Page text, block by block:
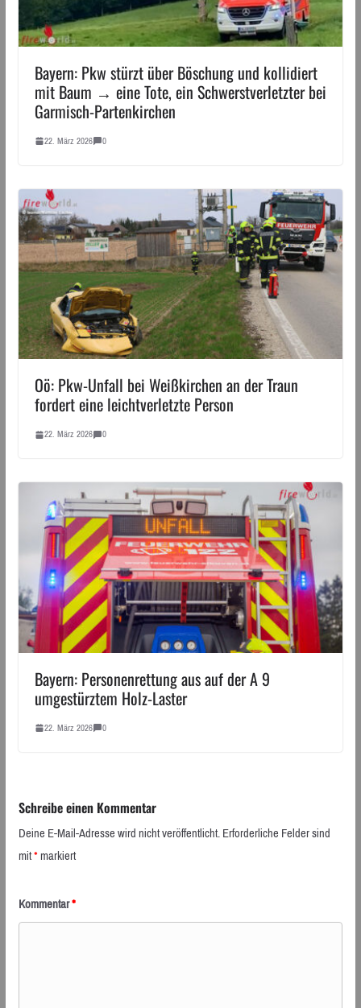
Bayern: Pkw stürzt über Böschung und kollidiert
mit Baum → eine Tote, ein Schwerstverletzter bei
Garmisch-Partenkirchen
22. März 2026 0
Oö: Pkw-Unfall bei Weißkirchen an der Traun
fordert eine leichtverletzte Person
22. März 2026 0
Bayern: Personenrettung aus auf der A 9
umgestürztem Holz-Laster
22. März 2026 0
Schreibe einen Kommentar
Deine E-Mail-Adresse wird nicht veröffentlicht.Erforderliche Felder sind
mit*markiert
Kommentar*